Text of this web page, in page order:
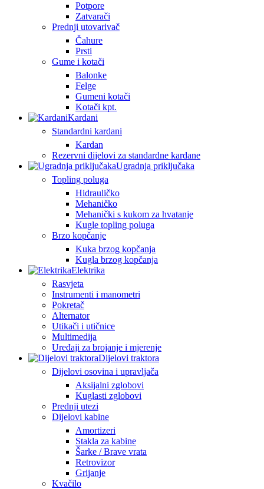
Potpore
Zatvarači
Prednji utovarivač
Čahure
Prsti
Gume i kotači
Balonke
Felge
Gumeni kotači
Kotači kpt.
Kardani
Standardni kardani
Kardan
Rezervni dijelovi za standardne kardane
Ugradnja priključaka
Topling poluga
Hidrauličko
Mehaničko
Mehanički s kukom za hvatanje
Kugle topling poluga
Brzo kopčanje
Kuka brzog kopčanja
Kugla brzog kopčanja
Elektrika
Rasvjeta
Instrumenti i manometri
Pokretač
Alternator
Utikači i utičnice
Multimedija
Uređaji za brojanje i mjerenje
Dijelovi traktora
Dijelovi osovina i upravljača
Aksijalni zglobovi
Kuglasti zglobovi
Prednji utezi
Dijelovi kabine
Amortizeri
Stakla za kabine
Šarke / Brave vrata
Retrovizor
Grijanje
Kvačilo